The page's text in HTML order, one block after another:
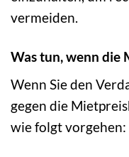
vermeiden.
Was tun, wenn die
Wenn Sie den
gegen die
wie folgt vorgehen: